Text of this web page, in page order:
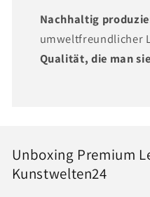
Nachhaltig
umweltfreundlicher
Qualität, die man
Unboxing Premium
Kunstwelten24